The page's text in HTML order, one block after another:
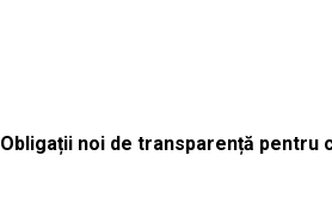
Obligații noi de transparență pentru